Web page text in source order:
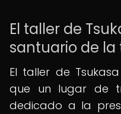
El taller de
santuario de
El taller de
que un lugar de
dedicado a la